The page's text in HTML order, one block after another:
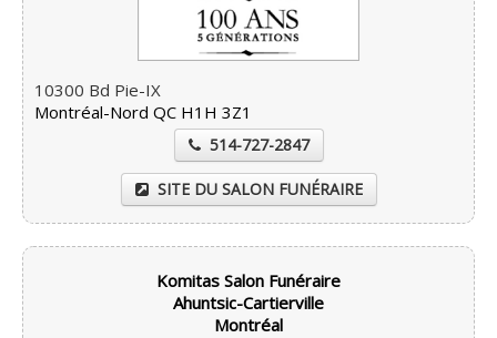
10300 Bd Pie-IX
Montréal-Nord QC H1H 3Z1
514-727-2847
SITE DU SALON FUNÉRAIRE
Komitas Salon Funéraire
Ahuntsic-Cartierville
Montréal